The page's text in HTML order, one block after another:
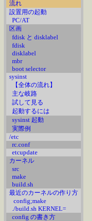
流れ
設置用の起動
PC/AT
区画
fdisk と disklabel
fdisk
disklabel
mbr
boot selector
sysinst
【全体の流れ】
主な岐路
試して見る
起動するには
sysinst 起動
実際例
/etc
rc.conf
etcupdate
カーネル
src
make
build.sh
最近のカーネルの作り方
config;make
./build.sh KERNEL=
config の書き方